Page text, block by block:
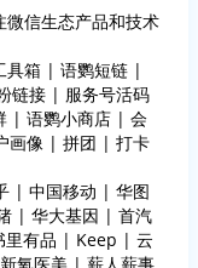
信生态产品和技术
具箱 | 语鹦短链 |
链接 | 服务号活码
| 语鹦小商店 | 会
画像 | 拼团 | 打卡
| 中国移动 | 华图
| 华大基因 | 首汽
里有品 | Keep | 云
氧医美 | 薪人薪事